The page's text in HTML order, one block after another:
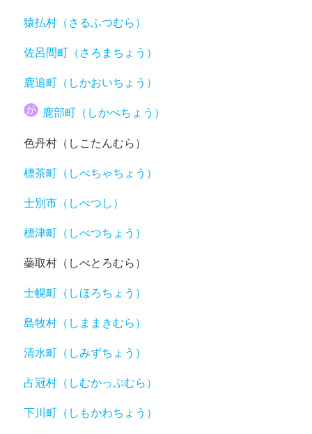
猿払村（さるふつむら）
佐呂間町（さろまちょう）
鹿追町（しかおいちょう）
鹿部町（しかべちょう）
色丹村（しこたんむら）
標茶町（しべちゃちょう）
士別市（しべつし）
標津町（しべつちょう）
蘂取村（しべとろむら）
士幌町（しほろちょう）
島牧村（しままきむら）
清水町（しみずちょう）
占冠村（しむかっぷむら）
下川町（しもかわちょう）